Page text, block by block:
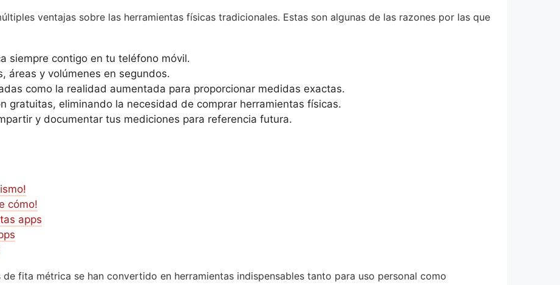
ventajas sobre las herramientas físicas tradicionales. Estas son algunas de las razones por las que
siempre contigo en tu teléfono móvil.
áreas y volúmenes en segundos.
como la realidad aumentada para proporcionar medidas exactas.
gratuitas, eliminando la necesidad de comprar herramientas físicas.
y documentar tus mediciones para referencia futura.
cómo!
apps
fita métrica se han convertido en herramientas indispensables tanto para uso personal como